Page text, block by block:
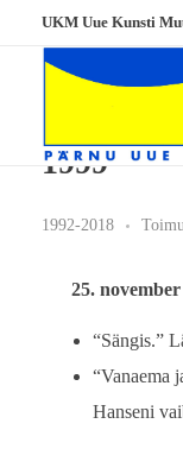
UKM Uue Kunsti
UKM
Uue Kunsti Muuseum
1999
1992-2018
25.
“Sängis.”
“Vanaema
Hanseni